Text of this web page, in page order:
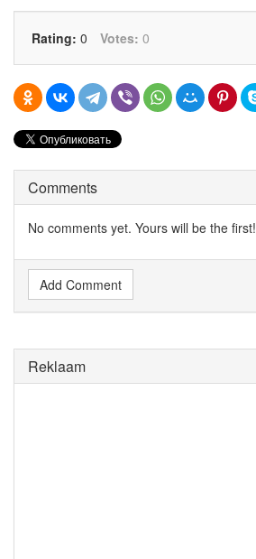
Rating: 0 Votes: 0
Comments
No comments yet. Yours will be the first!
Add Comment
Reklaam